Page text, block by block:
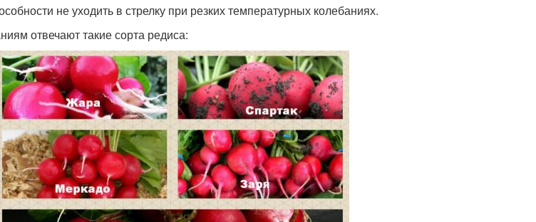
не уходить в стрелку при резких температурных колебаниях.
отвечают такие сорта редиса: